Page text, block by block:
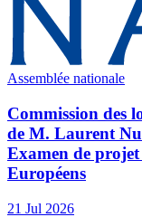
Assemblée nationale
Commission des
de M. Laurent
Examen de projet
Européens
21 Jul 2026